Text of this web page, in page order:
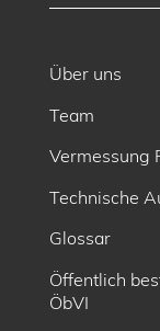
Über uns
Team
Vermessung
Technische
Glossar
Öffentlich
ÖbVI